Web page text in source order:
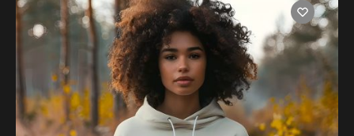
a
plusieurs
options
peuvent
être